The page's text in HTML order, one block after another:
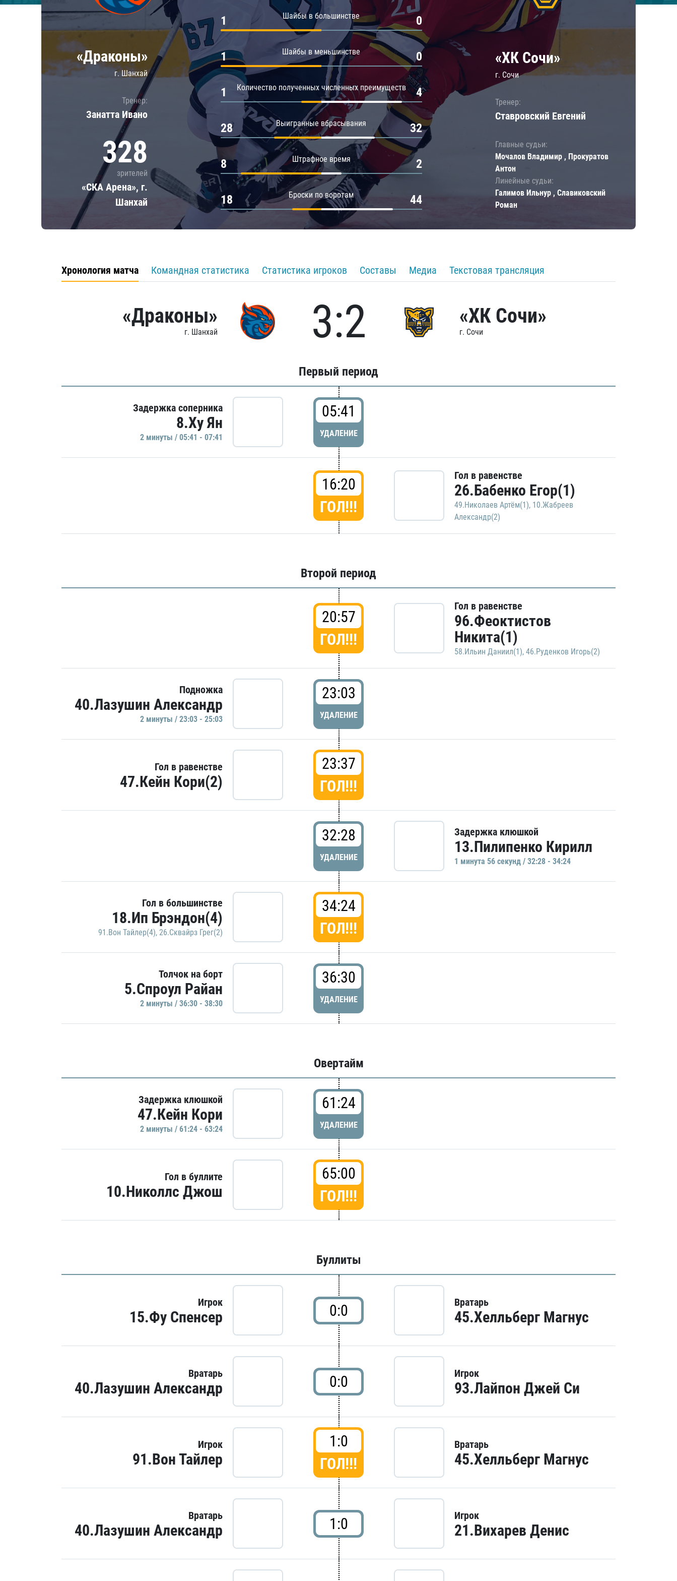
Локомотив
Шанхайские Драконы
Амур
Барыс
Салават Юлаев
«Драконы»
г. Шанхай
Тренер:
Занатта Иванo
328
зрителей
«СКА Арена», г.
Шанхай
Шайбы в большинстве
1 0
Шайбы в меньшинстве
1 0
Количество полученных численных преимуществ
1 4
Выигранные вбрасывания
28 32
Штрафное время
8 2
Броски по воротам
18 44
«ХК Сочи»
г. Сочи
Тренер:
Ставровский Евгений
Главные судьи:
Мочалов Владимир , Прокуратов
Антон
Линейные судьи:
Галимов Ильнур , Славиковский
Роман
Хронология матча Командная статистика Статистика игроков Составы Медиа Текстовая трансляция
«Драконы»
г. Шанхай 3:2 «ХК Сочи»
г. Сочи
Первый период
Задержка соперника
8.Ху Ян
2 минуты / 05:41 - 07:41
05:41
УДАЛЕНИЕ
16:20
ГОЛ!!!
Гол в равенстве
26.Бабенко Егор(1)
49.Николаев Артём(1), 10.Жабреев
Александр(2)
Второй период
20:57
ГОЛ!!!
Гол в равенстве
96.Феоктистов
Никита(1)
58.Ильин Даниил(1), 46.Руденков Игорь(2)
Подножка
40.Лазушин Александр
2 минуты / 23:03 - 25:03
23:03
УДАЛЕНИЕ
Гол в равенстве
47.Кейн Кори(2)
23:37
ГОЛ!!!
32:28
УДАЛЕНИЕ
Задержка клюшкой
13.Пилипенко Кирилл
1 минутa 56 секунд / 32:28 - 34:24
Гол в большинстве
18.Ип Брэндон(4)
91.Вон Тайлер(4), 26.Сквайрз Грег(2)
34:24
ГОЛ!!!
Толчок на борт
5.Спроул Райан
2 минуты / 36:30 - 38:30
36:30
УДАЛЕНИЕ
Овертайм
Задержка клюшкой
47.Кейн Кори
2 минуты / 61:24 - 63:24
61:24
УДАЛЕНИЕ
Гол в буллите
10.Николлс Джош
65:00
ГОЛ!!!
Буллиты
Игрок
15.Фу Спенсер 0:0 Вратарь
45.Хелльберг Магнус
Вратарь
40.Лазушин Александр 0:0 Игрок
93.Лайпон Джей Си
Игрок
91.Вон Тайлер
1:0
ГОЛ!!!
Вратарь
45.Хелльберг Магнус
Вратарь
40.Лазушин Александр 1:0 Игрок
21.Вихарев Денис